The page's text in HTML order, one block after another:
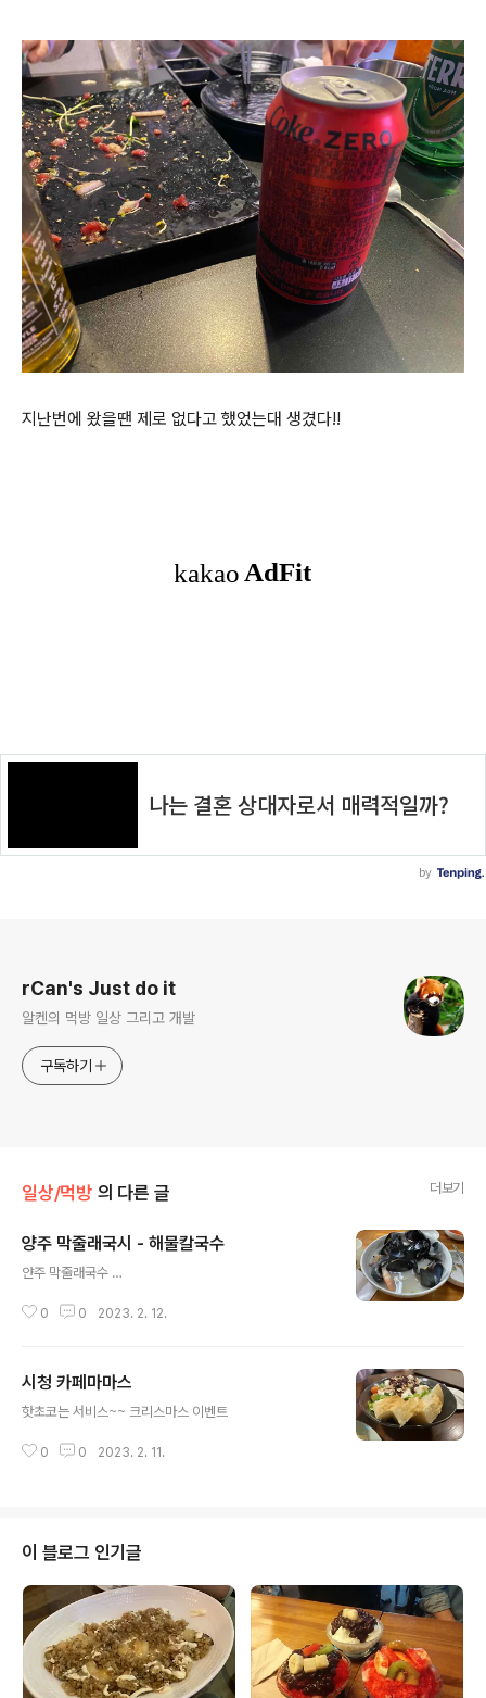
지난번에 왔을땐 제로 없다고 했었는대 생겼다!!
rCan's Just do it
알켄의 먹방 일상 그리고 개발
구독하기
일상/먹방 의 다른 글 더보기
양주 막줄래국시 - 해물칼국수
얀주 막줄래국수 …
0 0 2023. 2. 12.
시청 카페마마스
핫초코는 서비스~~ 크리스마스 이벤트
0 0 2023. 2. 11.
이 블로그 인기글